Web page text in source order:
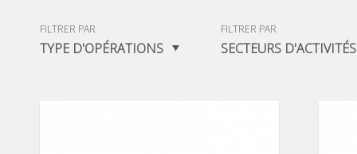
FILTRER PAR
TYPE D'OPÉRATIONS
FILTRER PAR
SECTEURS D'ACTIVITÉS